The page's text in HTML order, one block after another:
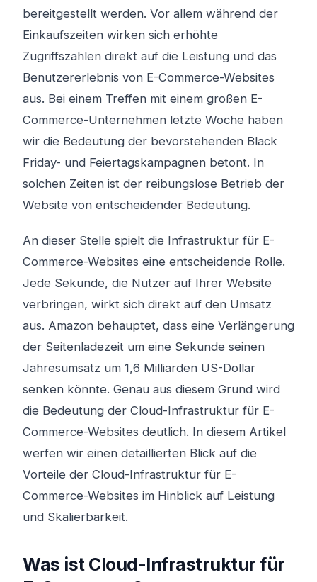
bereitgestellt werden. Vor allem während der
Einkaufszeiten wirken sich erhöhte
Zugriffszahlen direkt auf die Leistung und das
Benutzererlebnis von E-Commerce-Websites
aus. Bei einem Treffen mit einem großen E-
Commerce-Unternehmen letzte Woche haben
wir die Bedeutung der bevorstehenden Black
Friday- und Feiertagskampagnen betont. In
solchen Zeiten ist der reibungslose Betrieb der
Website von entscheidender Bedeutung.
An dieser Stelle spielt die Infrastruktur für E-
Commerce-Websites eine entscheidende Rolle.
Jede Sekunde, die Nutzer auf Ihrer Website
verbringen, wirkt sich direkt auf den Umsatz
aus. Amazon behauptet, dass eine Verlängerung
der Seitenladezeit um eine Sekunde seinen
Jahresumsatz um 1,6 Milliarden US-Dollar
senken könnte. Genau aus diesem Grund wird
die Bedeutung der Cloud-Infrastruktur für E-
Commerce-Websites deutlich. In diesem Artikel
werfen wir einen detaillierten Blick auf die
Vorteile der Cloud-Infrastruktur für E-
Commerce-Websites im Hinblick auf Leistung
und Skalierbarkeit.
Was ist Cloud-Infrastruktur für